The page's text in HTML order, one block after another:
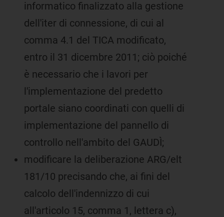
informatico finalizzato alla gestione
dell'iter di connessione, di cui al
comma 4.1 del TICA modificato,
entro il 31 dicembre 2011; ciò poiché
è necessario che i lavori per
l'implementazione del predetto
portale siano coordinati con quelli di
implementazione del pannello di
controllo nell'ambito del GAUDÌ;
modificare la deliberazione ARG/elt
181/10 precisando che, ai fini del
calcolo dell'indennizzo di cui
all'articolo 15, comma 1, lettera c),